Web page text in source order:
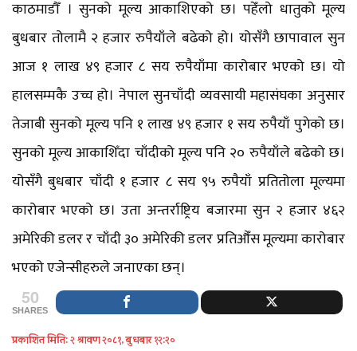
काठमाडौँ । सुनको मूल्य आकाशिएको छ। पहेँलो धातुको मूल्य
बुधबार तोलामै २ हजार रुपैयाँले बढेको हो। योसँगै छापावाल सुन
आज १ लाख ४९ हजार ८ सय रुपैयाँमा कारोबार भएको छ। यो
हालसम्मकै उच्च हो। नेपाल सुनचाँदी व्यवसायी महासंघका अनुसार
तेजाबी सुनको मूल्य पनि १ लाख ४९ हजार १ सय रुपैयाँ पुगेको छ।
सुनको मूल्य आकाशिँदा चाँदीको मूल्य पनि २० रुपैयाँले बढेको छ।
योसँगै बुधबार चाँदी १ हजार ८ सय ९५ रुपैयाँ प्रतितोला मूल्यमा
कारोबार भएको छ। उता अन्तर्राष्ट्रिय बजारमा सुन २ हजार ४६२
अमेरिकी डलर र चाँदी ३० अमेरिकी डलर प्रतिऔँस मूल्यमा कारोबार
भएको एजेन्सीहरुले जनाएका छन्।
50
SHARES
प्रकाशित मिति: २ श्रावण २०८१, बुधबार १२:२०